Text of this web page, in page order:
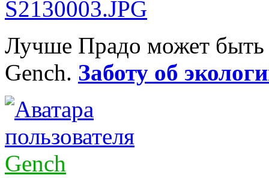
Лучше Прадо может
Gench. Заботу об
Gench